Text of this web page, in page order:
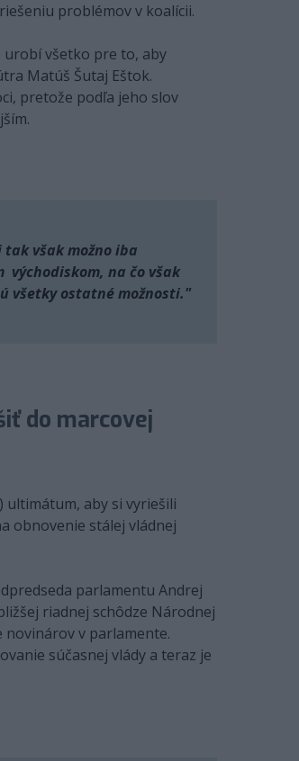
problémov v koalícii.
urobí všetko pre to, aby
Matúš Šutaj Eštok.
pretože podľa jeho slov
tak však možno iba
východiskom, na čo však
všetky ostatné možnosti."
do marcovej
ultimátum, aby si vyriešili
obnovenie stálej vládnej
parlamentu Andrej
riadnej schôdze Národnej
novinárov v parlamente.
súčasnej vlády a teraz je